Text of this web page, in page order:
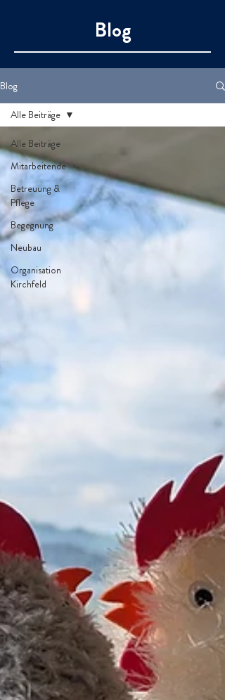
Blog
Blog
Alle Beiträge
Mitarbeitende
Betreuung &
Pflege
Begegnung
Neubau
Organisation
Kirchfeld
Alle Beiträge